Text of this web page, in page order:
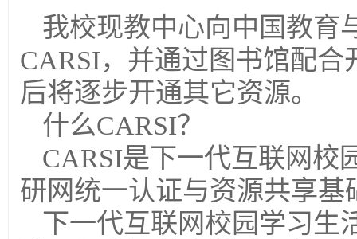
我校现教中心向中国教育
CARSI，并通过图书馆配
后将逐步开通其它资源。
什么CARSI？
CARSI是下一代互联网校
研网统一认证与资源共享基
下一代互联网校园学习生